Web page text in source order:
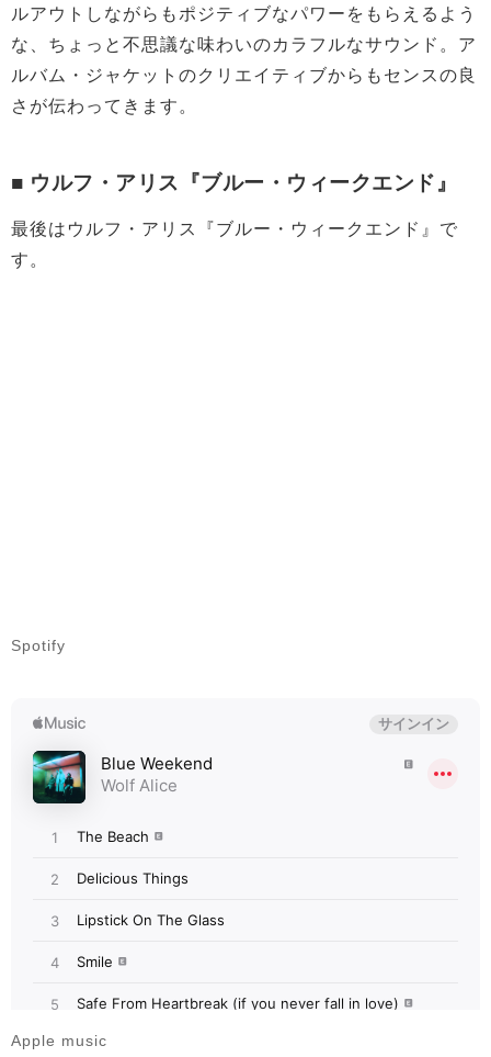
ルアウトしながらもポジティブなパワーをもらえるよう
な、ちょっと不思議な味わいのカラフルなサウンド。ア
ルバム・ジャケットのクリエイティブからもセンスの良
さが伝わってきます。
■ ウルフ・アリス『ブルー・ウィークエンド』
最後はウルフ・アリス『ブルー・ウィークエンド』で
す。
Spotify
Apple music